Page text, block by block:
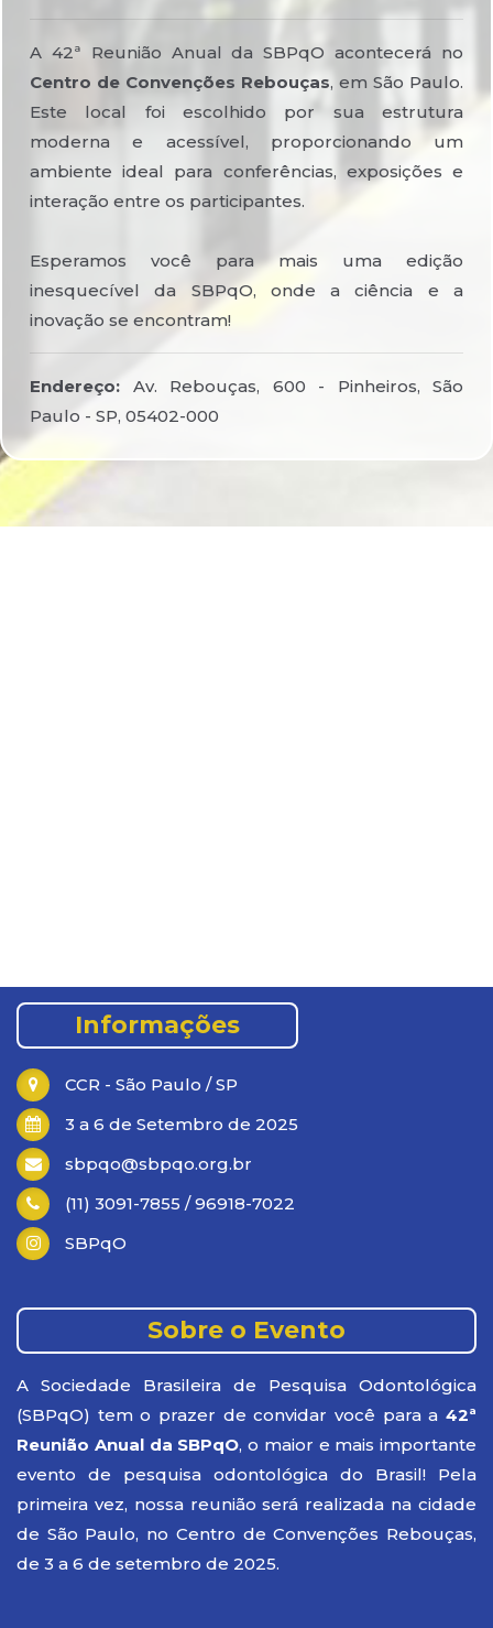
A 42ª Reunião Anual da SBPqO acontecerá no
Centro de Convenções Rebouças, em São Paulo.
Este local foi escolhido por sua estrutura
moderna e acessível, proporcionando um
ambiente ideal para conferências, exposições e
interação entre os participantes.
Esperamos você para mais uma edição
inesquecível da SBPqO, onde a ciência e a
inovação se encontram!
Endereço: Av. Rebouças, 600 - Pinheiros, São
Paulo - SP, 05402-000
Informações
CCR - São Paulo / SP
3 a 6 de Setembro de 2025
sbpqo@sbpqo.org.br
(11) 3091-7855 / 96918-7022
SBPqO
Sobre o Evento
A Sociedade Brasileira de Pesquisa Odontológica
(SBPqO) tem o prazer de convidar você para a 42ª
Reunião Anual da SBPqO, o maior e mais importante
evento de pesquisa odontológica do Brasil! Pela
primeira vez, nossa reunião será realizada na cidade
de São Paulo, no Centro de Convenções Rebouças,
de 3 a 6 de setembro de 2025.